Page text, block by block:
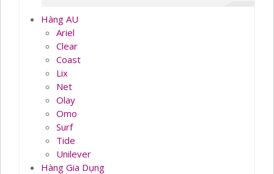
Hàng AU
Ariel
Clear
Coast
Lix
Net
Olay
Omo
Surf
Tide
Unilever
Hàng Gia Dụng